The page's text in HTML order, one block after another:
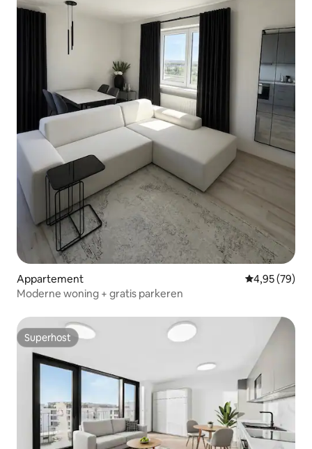
Appartement Gemiddelde
4,95 (79)
Moderne woning + gratis parkeren
Superhost
Superhost